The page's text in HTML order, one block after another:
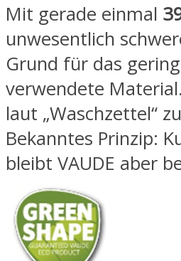
Mit gerade einmal
unwesentlich
Grund für das
verwendete
laut „Waschzettel“
Bekanntes Prinzip:
bleibt VAUDE aber